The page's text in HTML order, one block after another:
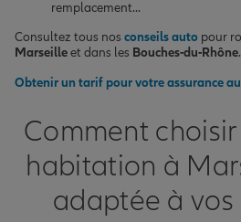
remplacement...
Consultez tous nos conseils auto pour
Marseilleet dans les Bouches-du-Rhône.
Obtenir un tarif pour votre assurance
Comment
habitation à
adaptée à vos